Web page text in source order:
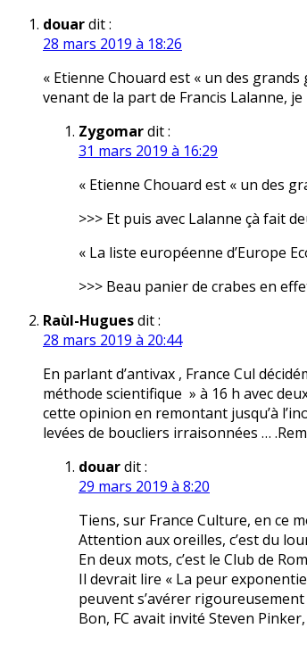
douardit :
28 mars 2019 à 18:26
« Etienne Chouard est « un des grands
venant de la part de Francis Lalanne,
Zygomardit :
31 mars 2019 à 16:29
« Etienne Chouard est « un des
>>> Et puis avec Lalanne çà fait
« La liste européenne d’Europe
>>> Beau panier de crabes en
Raùl-Huguesdit :
28 mars 2019 à 20:44
En parlant d’antivax , France Cul
méthode scientifique » à 16 h avec
cette opinion en remontant jusqu’à
levées de boucliers irraisonnées …
douardit :
29 mars 2019 à 8:20
Tiens, sur France Culture, en ce
Attention aux oreilles, c’est du
En deux mots, c’est le Club de
Il devrait lire « La peur
peuvent s’avérer rigoureusement
Bon, FC avait invité Steven